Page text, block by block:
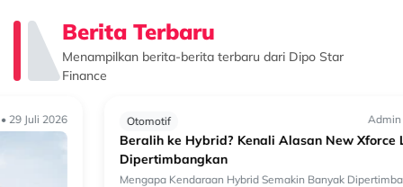
Berita Terbaru
Menampilkan berita-berita terbaru dari Dipo Star
Finance
Otomotif Admin • 29 Juli 2026